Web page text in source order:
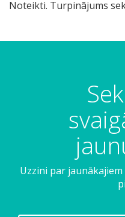
Noteikti. Turpinājums
Uzzini par